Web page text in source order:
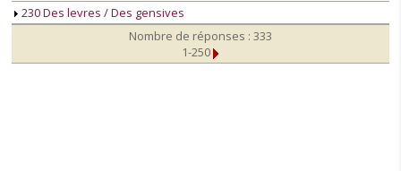
230 Des levres / Des gensives
Nombre de réponses : 333
1-250